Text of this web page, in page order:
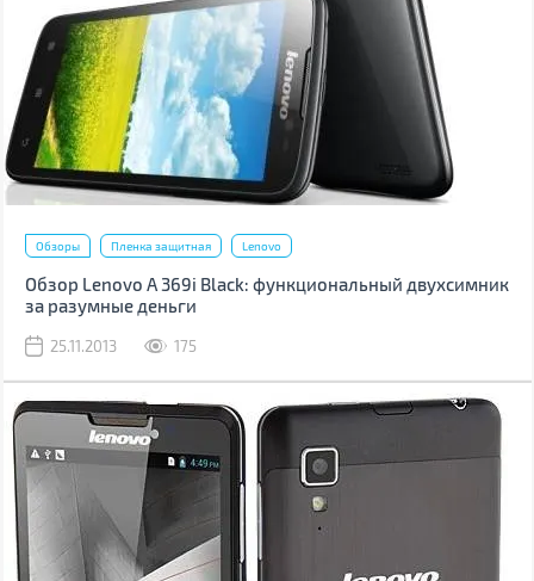
Обзоры Пленка защитная Lenovo
Обзор Lenovo A 369i Black: функциональный двухсимник
за разумные деньги
25.11.2013 175